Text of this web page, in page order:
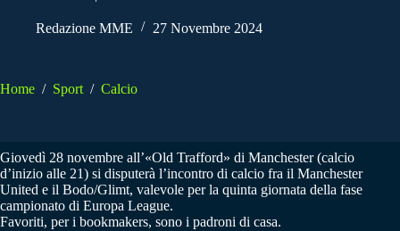
Redazione MME 27 Novembre 2024
Home / Sport / Calcio
Giovedì 28 novembre all’«Old Trafford» di Manchester (calcio
d’inizio alle 21) si disputerà l’incontro di calcio fra il Manchester
United e il Bodo/Glimt, valevole per la quinta giornata della fase
campionato di Europa League.
Favoriti, per i bookmakers, sono i padroni di casa.